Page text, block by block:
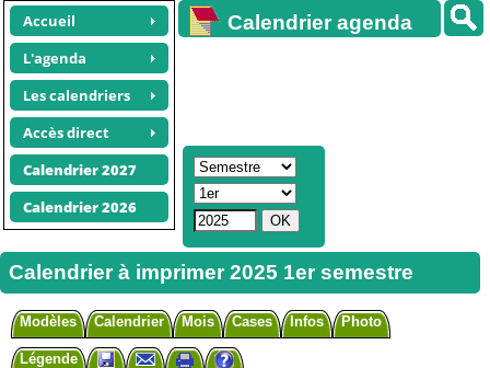
Accueil
L'agenda
Les calendriers
Accès direct
Calendrier 2027
Calendrier 2026
Calendrier agenda
Calendrier à imprimer 2025 1er semestre
Modèles Calendrier Mois Cases Infos Photo
Légende